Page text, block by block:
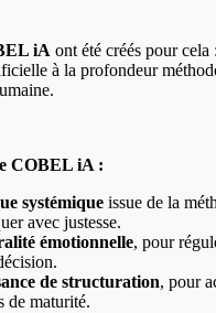
iA ont été créés pour
à la profondeur
COBEL iA :
systémique issue de la
avec justesse.
émotionnelle, pour
de structuration, pour
de maturité.